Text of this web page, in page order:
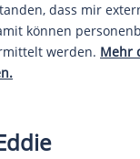
dass mir
können
werden. Mehr